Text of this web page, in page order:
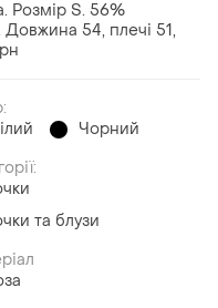
Розмір S. 56%
Довжина 54, плечі 51,
Чорний
та блузи